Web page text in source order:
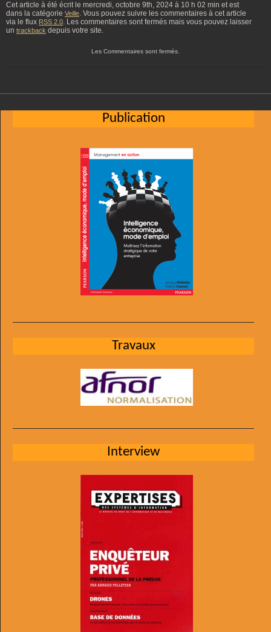
Cet article à été écrit le mercredi, octobre 9th, 2024 à 10 h 02 min et est
dans la catégorie Veille. Vous pouvez suivre les commentaires à cet article
via le flux RSS 2.0. Les commentaires sont fermés mais vous pouvez laisser
un trackback depuis votre site.
Les Commentaires sont fermés.
Publication
Travaux
Interview